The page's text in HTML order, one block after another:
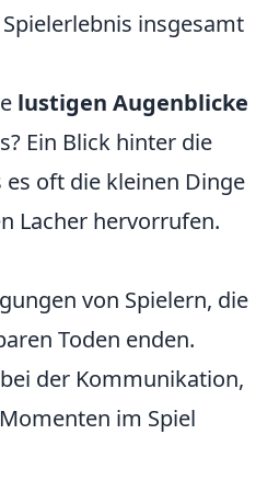
insgesamt
lustigen Augenblicke
Ein Blick hinter die
es oft die kleinen Dinge
Lacher hervorrufen.
von Spielern, die
Toden enden.
der Kommunikation,
im Spiel